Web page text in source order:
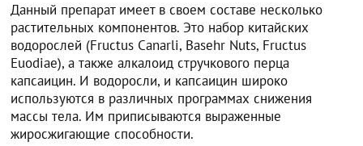
Данный препарат имеет в своем составе несколько
растительных компонентов. Это набор китайских
водорослей (Fructus Canarli, Basehr Nuts, Fructus
Euodiae), а также алкалоид стручкового перца
капсаицин. И водоросли, и капсаицин широко
используются в различных программах снижения
массы тела. Им приписываются выраженные
жиросжигающие способности.